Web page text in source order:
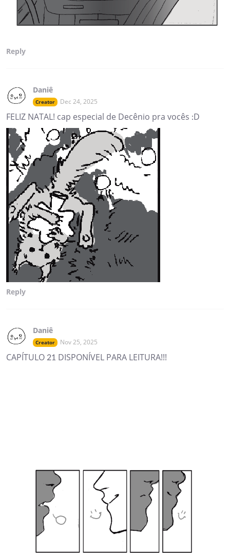
Reply
Daniê
Creator Dec 24, 2025
FELIZ NATAL! cap especial de Decênio pra vocês :D
Reply
Daniê
Creator Nov 25, 2025
CAPÍTULO 21 DISPONÍVEL PARA LEITURA!!!